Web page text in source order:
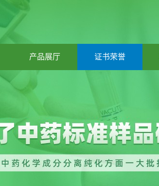
产品展厅 证书荣誉